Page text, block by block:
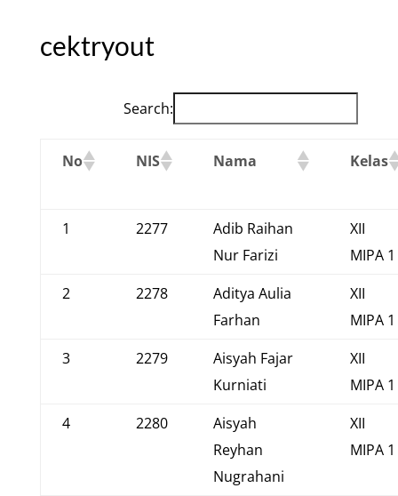
cektryout
Search:
No NIS Nama Kelas
1 2277
Adib Raihan
Nur Farizi
XII
MIPA 1
2
2278
Aditya Aulia
Farhan
XII
MIPA 1
3
2279
Aisyah Fajar
Kurniati
XII
MIPA 1
4
2280
Aisyah
Reyhan
Nugrahani
XII
MIPA 1